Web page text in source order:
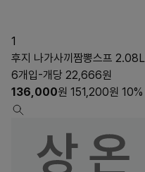
1
후지 나가사끼짬뽕스프 2.08L
6개입-개당 22,666원
136,000원 151,200원 10%